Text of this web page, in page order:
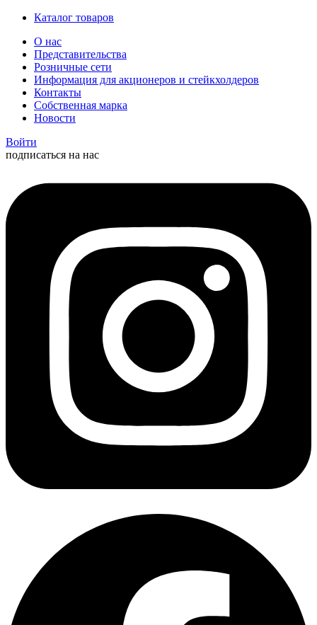
Каталог товаров
О нас
Представительства
Розничные сети
Информация для акционеров и стейкхолдеров
Контакты
Собственная марка
Новости
Войти
подписаться на нас